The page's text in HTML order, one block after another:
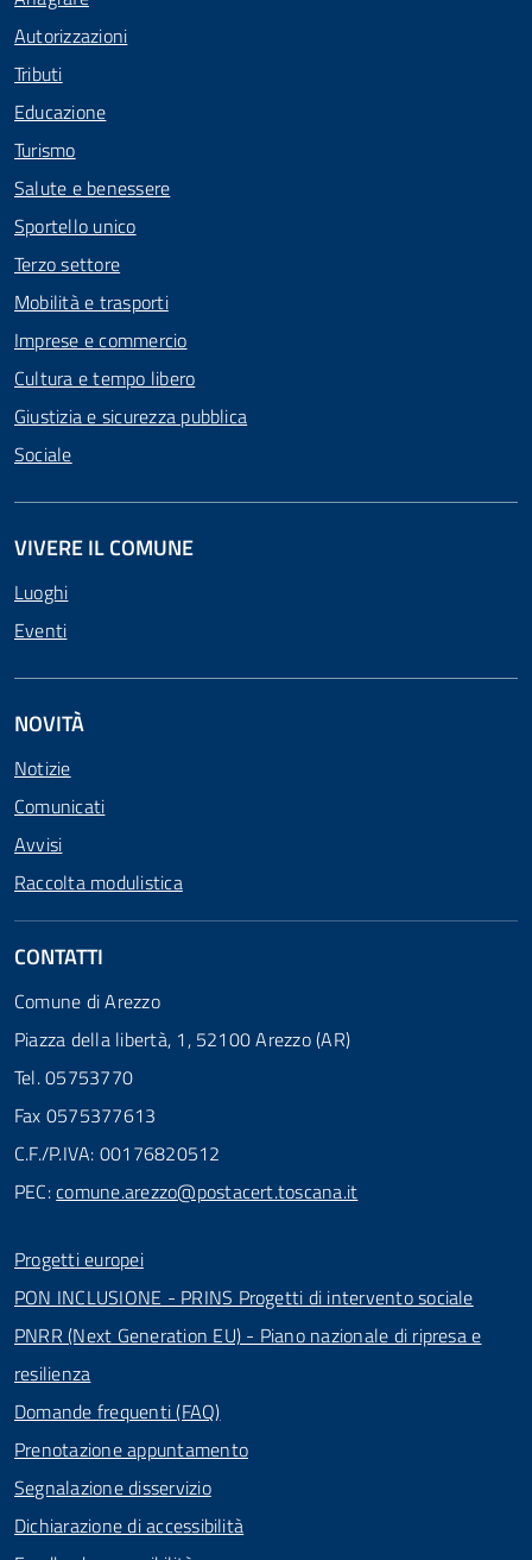
Autorizzazioni
Tributi
Educazione
Turismo
Salute e benessere
Sportello unico
Terzo settore
Mobilità e trasporti
Imprese e commercio
Cultura e tempo libero
Giustizia e sicurezza pubblica
Sociale
VIVERE IL COMUNE
Luoghi
Eventi
NOVITÀ
Notizie
Comunicati
Avvisi
Raccolta modulistica
CONTATTI
Comune di Arezzo
Piazza della libertà, 1, 52100 Arezzo (AR)
Tel. 05753770
Fax 0575377613
C.F./P.IVA: 00176820512
PEC:comune.arezzo@postacert.toscana.it
Progetti europei
PON INCLUSIONE - PRINS Progetti di intervento sociale
PNRR (Next Generation EU) - Piano nazionale di ripresa e
resilienza
Domande frequenti (FAQ)
Prenotazione appuntamento
Segnalazione disservizio
Dichiarazione di accessibilità